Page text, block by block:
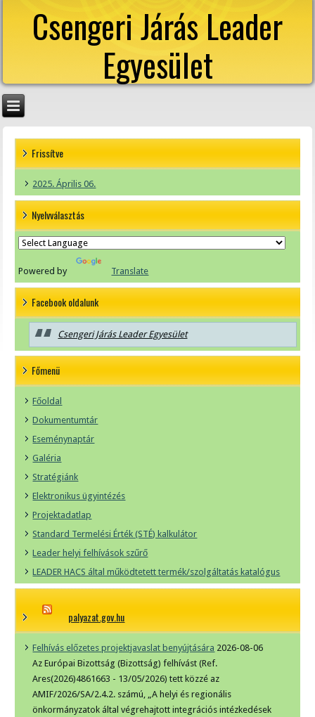
Csengeri Járás Leader
Egyesület
Frissítve
2025. Április 06.
Nyelvválasztás
Powered by Translate
Facebook oldalunk
Csengeri Járás Leader Egyesület
Főmenü
Főoldal
Dokumentumtár
Eseménynaptár
Galéria
Stratégiánk
Elektronikus ügyintézés
Projektadatlap
Standard Termelési Érték (STÉ) kalkulátor
Leader helyi felhívások szűrő
LEADER HACS által működtetett termék/szolgáltatás katalógus
palyazat.gov.hu
Felhívás előzetes projektjavaslat benyújtására 2026-08-06
Az Európai Bizottság (Bizottság) felhívást (Ref.
Ares(2026)4861663 - 13/05/2026) tett közzé az
AMIF/2026/SA/2.4.2. számú, „A helyi és regionális
önkormányzatok által végrehajtott integrációs intézkedések